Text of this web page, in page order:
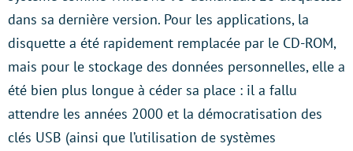
dans sa dernière version. Pour les applications, la
disquette a été rapidement remplacée par le CD-ROM,
mais pour le stockage des données personnelles, elle a
été bien plus longue à céder sa place : il a fallu
attendre les années 2000 et la démocratisation des
clés USB (ainsi que l’utilisation de systèmes